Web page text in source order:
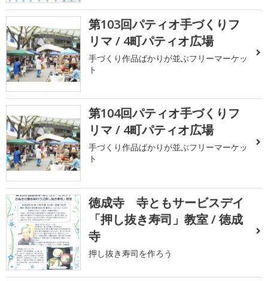
第103回パティオ手づくりフ
リマ / 4町パティオ広場
手づくり作品ばかりが並ぶフリーマーケッ
ト
第104回パティオ手づくりフ
リマ / 4町パティオ広場
手づくり作品ばかりが並ぶフリーマーケッ
ト
徳成寺 寺ともサービスデイ
「押し抜き寿司」教室 / 徳成
寺
押し抜き寿司を作ろう